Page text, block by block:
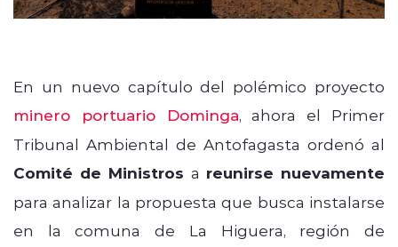
En un nuevo capítulo del polémico proyecto
minero portuario Dominga, ahora el Primer
Tribunal Ambiental de Antofagasta ordenó al
Comité de Ministros a reunirse nuevamente
para analizar la propuesta que busca instalarse
en la comuna de La Higuera, región de